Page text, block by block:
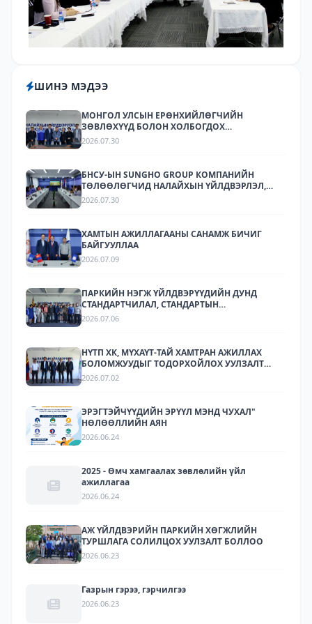
ШИНЭ МЭДЭЭ
МОНГОЛ УЛСЫН ЕРӨНХИЙЛӨГЧИЙН
ЗӨВЛӨХҮҮД БОЛОН ХОЛБОГДОХ
БАЙГУУЛЛАГУУДЫН ТӨЛӨӨЛӨЛ НАЛАЙХЫН
2026.07.30
БНСУ-ЫН SUNGHO GROUP КОМПАНИЙН
ТӨЛӨӨЛӨГЧИД НАЛАЙХЫН ҮЙЛДВЭРЛЭЛ,
ТЕХНОЛОГИЙН ПАРКТ АЖИЛЛАЛАА.
2026.07.30
ХАМТЫН АЖИЛЛАГААНЫ САНАМЖ БИЧИГ
БАЙГУУЛЛАА
2026.07.09
ПАРКИЙН НЭГЖ ҮЙЛДВЭРҮҮДИЙН ДУНД
СТАНДАРТЧИЛАЛ, СТАНДАРТЫН
ХЭРЭГЖИЛТИЙН ТАЛААР СУРГАЛТ,
2026.07.06
НҮТП ХК, МҮХАҮТ-ТАЙ ХАМТРАН АЖИЛЛАХ
БОЛОМЖУУДЫГ ТОДОРХОЙЛОХ УУЛЗАЛТ
ЗОХИОН БАЙГУУЛАГДЛАА.
2026.07.02
ЭРЭГТЭЙЧҮҮДИЙН ЭРҮҮЛ МЭНД ЧУХАЛ"
НӨЛӨӨЛЛИЙН АЯН
2026.06.24
2025 - Өмч хамгаалах зөвлөлийн үйл
ажиллагаа
2026.06.24
АЖ ҮЙЛДВЭРИЙН ПАРКИЙН ХӨГЖЛИЙН
ТУРШЛАГА СОЛИЛЦОХ УУЛЗАЛТ БОЛЛОО
2026.06.23
Газрын гэрээ, гэрчилгээ
2026.06.23